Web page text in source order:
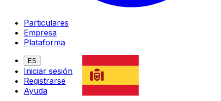
Particulares
Empresa
Plataforma
ES
Iniciar sesión
Registrarse
Ayuda